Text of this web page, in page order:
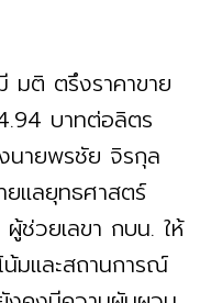
มติ ตรึงราคาขาย
บาทต่อลิตร
นายพรชัย จิรกุล
ยแลยุทธศาสตร์
ช่วยเลขา กบน. ให้
มและสถานการณ์